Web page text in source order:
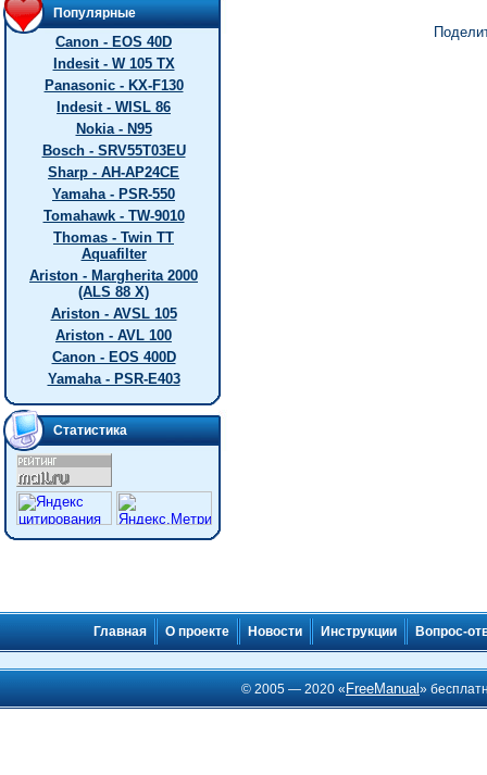
Популярные
Canon - EOS 40D
Indesit - W 105 TX
Panasonic - KX-F130
Indesit - WISL 86
Nokia - N95
Bosch - SRV55T03EU
Sharp - AH-AP24CE
Yamaha - PSR-550
Tomahawk - TW-9010
Thomas - Twin TT
Aquafilter
Ariston - Margherita 2000
(ALS 88 X)
Ariston - AVSL 105
Ariston - AVL 100
Canon - EOS 400D
Yamaha - PSR-E403
Статистика
Главная О проекте Новости Инструкции Вопрос-
© 2005 — 2020 « FreeManual»